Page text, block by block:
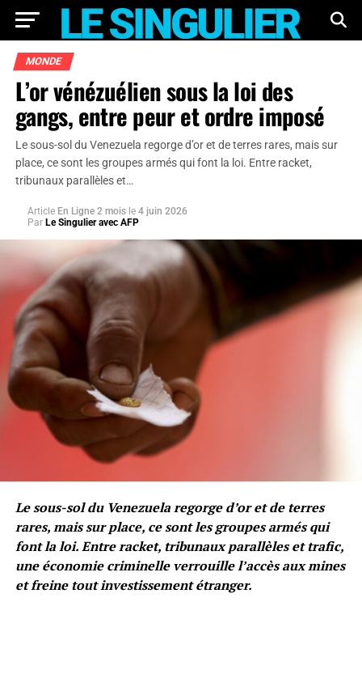
MONDE
L’or vénézuélien sous la loi des
gangs, entre peur et ordre imposé
Le sous-sol du Venezuela regorge d’or et de terres rares, mais sur
place, ce sont les groupes armés qui font la loi. Entre racket,
tribunaux parallèles et…
Article En Ligne 2 mois le 4 juin 2026
Par Le Singulier avec AFP
Le sous-sol du Venezuela regorge d’or et de terres
rares, mais sur place, ce sont les groupes armés qui
font la loi. Entre racket, tribunaux parallèles et trafic,
une économie criminelle verrouille l’accès aux mines
et freine tout investissement étranger.